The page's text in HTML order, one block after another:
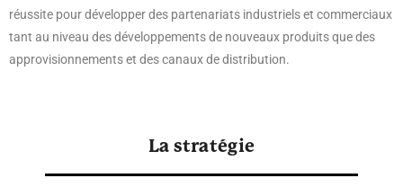
réussite pour développer des partenariats industriels et commerciaux
tant au niveau des développements de nouveaux produits que des
approvisionnements et des canaux de distribution.
La stratégie